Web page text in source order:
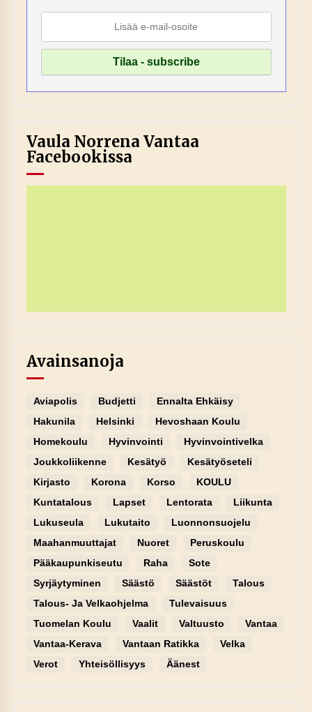
Vaula Norrena Vantaa
Facebookissa
Avainsanoja
Aviapolis Budjetti
Ennalta Ehkäisy
Hakunila
Helsinki
Hevoshaan Koulu
Homekoulu
Hyvinvointi
Hyvinvointivelka
Joukkoliikenne
Kesätyö
Kesätyöseteli
Kirjasto
Korona Korso
KOULU
Kuntatalous
Lapset Lentorata
Liikunta
Lukuseula
Lukutaito
Luonnonsuojelu
Maahanmuuttajat
Nuoret
Peruskoulu
Pääkaupunkiseutu
Raha
Sote
Syrjäytyminen
Säästö Säästöt
Talous
Talous- Ja Velkaohjelma
Tulevaisuus
Tuomelan Koulu
Vaalit Valtuusto
Vantaa
Vantaa-Kerava
Vantaan Ratikka
Velka
Verot
Yhteisöllisyys Äänest